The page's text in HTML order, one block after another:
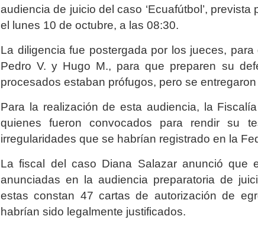
audiencia de juicio del caso ‘Ecuafútbol’,
el lunes 10 de octubre, a las 08:30.
La diligencia fue postergada por los jueces,
Pedro V. y Hugo M., para que preparen su
procesados estaban prófugos, pero se
Para la realización de esta audiencia, la
quienes fueron convocados para rendir su
irregularidades que se habrían registrado en la
La fiscal del caso Diana Salazar anunció que
anunciadas en la audiencia preparatoria de
estas constan 47 cartas de autorización de
habrían sido legalmente justificados.